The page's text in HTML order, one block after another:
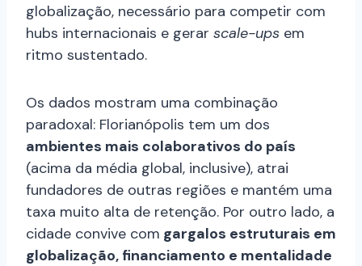
globalização, necessário para competir com
hubs internacionais e gerar scale-ups em
ritmo sustentado.
Os dados mostram uma combinação
paradoxal: Florianópolis tem um dos
ambientes mais colaborativos do país
(acima da média global, inclusive), atrai
fundadores de outras regiões e mantém uma
taxa muito alta de retenção. Por outro lado, a
cidade convive com gargalos estruturais em
globalização, financiamento e mentalidade